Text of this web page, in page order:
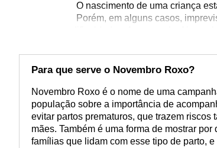
O nascimento de uma criança
Porém, em alguns casos,
dificuldades. A campanha
que enfrentam essa situação. Se
parte do seu círculo de
Para que serve o Novembro Roxo?
Novembro Roxo é o nome de uma
população sobre a importância de
evitar partos prematuros, que trazem riscos
mães. Também é uma forma de mostrar
famílias que lidam com esse tipo de parto,